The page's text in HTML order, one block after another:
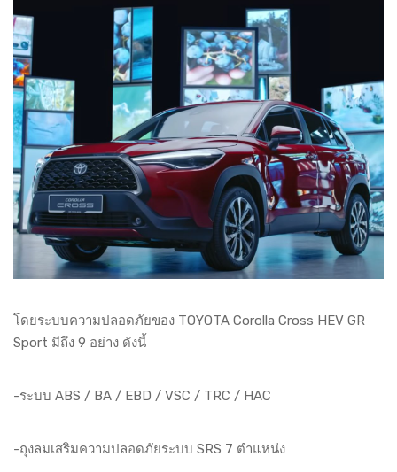
โดยระบบความปลอดภัยของ TOYOTA Corolla Cross HEV GR
Sport มีถึง 9 อย่าง ดังนี้
-ระบบ ABS / BA / EBD / VSC / TRC / HAC
-ถุงลมเสริมความปลอดภัยระบบ SRS 7 ตำแหน่ง